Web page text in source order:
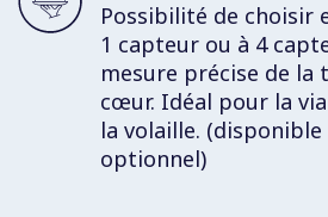
Possibilité de choisir
1 capteur ou à 4
mesure précise de la
cœur. Idéal pour la
la volaille. (disponible
optionnel)